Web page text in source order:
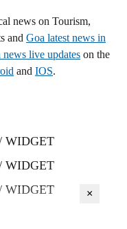
news on Tourism,
and Goa latest news in
news live updates on the
and IOS.
WIDGET
WIDGET
WIDGET
×